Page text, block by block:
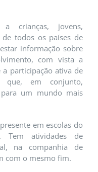
crianças, jovens,
todos os países de
informação sobre
com vista a
participação ativa de
em conjunto,
um mundo mais
em escolas do
Tem atividades de
na companhia de
com o mesmo fim.